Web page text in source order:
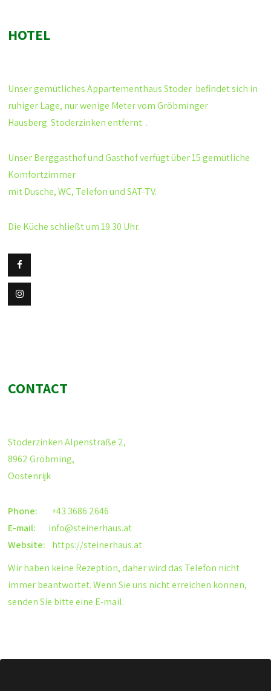
HOTEL
Unser gemütlichesAppartementhaus Stoder befindet sich in
ruhiger Lage, nur wenige Meter vom Gröbminger
HausbergStoderzinkenentfernt .
Unser Berggasthof und Gasthof verfügt über 15 gemütliche
Komfortzimmer
mit Dusche, WC, Telefon und SAT-TV.
Die Küche schließt um 19.30 Uhr.
CONTACT
Stoderzinken Alpenstraße 2,
8962 Gröbming,
Oostenrijk
Phone:
+43 3686 2646
E-mail:
info@steinerhaus.at
Website:
https://steinerhaus.at
Wir haben keine Rezeption, daher wird das Telefon nicht
immer beantwortet. Wenn Sie uns nicht erreichen können,
senden Sie bitte eine E-mail.